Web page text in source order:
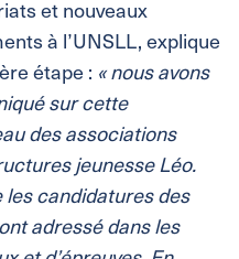
et nouveaux
à l’UNSLL, explique
étape : « nous avons
sur cette
des associations
jeunesse Léo.
candidatures des
adressé dans les